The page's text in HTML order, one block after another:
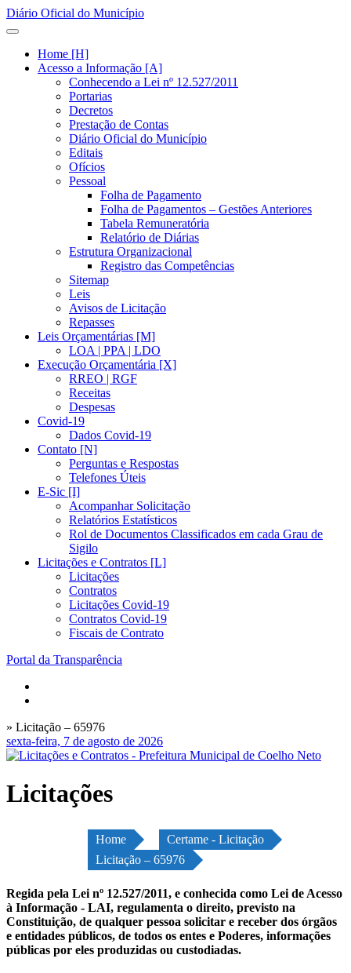
Diário Oficial do Município
Home [H]
Acesso a Informação [A]
Conhecendo a Lei nº 12.527/2011
Portarias
Decretos
Prestação de Contas
Diário Oficial do Município
Editais
Ofícios
Pessoal
Folha de Pagamento
Folha de Pagamentos – Gestões Anteriores
Tabela Remuneratória
Relatório de Diárias
Estrutura Organizacional
Registro das Competências
Sitemap
Leis
Avisos de Licitação
Repasses
Leis Orçamentárias [M]
LOA | PPA | LDO
Execução Orçamentária [X]
RREO | RGF
Receitas
Despesas
Covid-19
Dados Covid-19
Contato [N]
Perguntas e Respostas
Telefones Úteis
E-Sic [I]
Acompanhar Solicitação
Relatórios Estatísticos
Rol de Documentos Classificados em cada Grau de
Sigilo
Licitações e Contratos [L]
Licitações
Contratos
Licitações Covid-19
Contratos Covid-19
Fiscais de Contrato
Portal da Transparência
» Licitação – 65976
sexta-feira, 7 de agosto de 2026
Licitações
Home
Certame - Licitação
Licitação – 65976
Regida pela Lei nº 12.527/2011, e conhecida como Lei de Acesso
à Informação - LAI, regulamenta o direito, previsto na
Constituição, de qualquer pessoa solicitar e receber dos órgãos
e entidades públicos, de todos os entes e Poderes, informações
públicas por eles produzidas ou custodiadas.